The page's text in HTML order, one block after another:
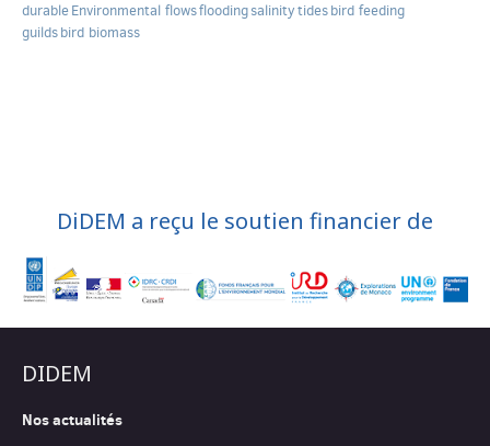
durableEnvironmental flowsfloodingsalinitytidesbird feeding
guildsbird biomass
DiDEM a reçu le soutien financier de
DIDEM
Nos actualités